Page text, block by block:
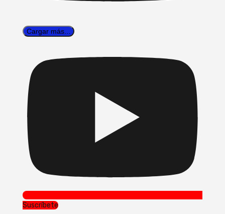
Cargar más...
Suscríbete